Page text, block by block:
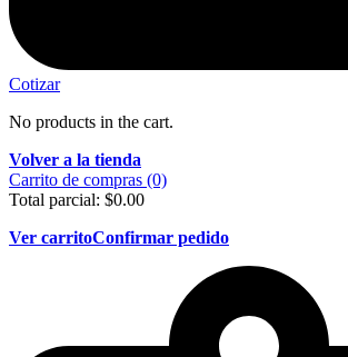
Cotizar
No products in the cart.
Volver a la tienda
Carrito de compras (0)
Total parcial: $0.00
Ver carritoConfirmar pedido